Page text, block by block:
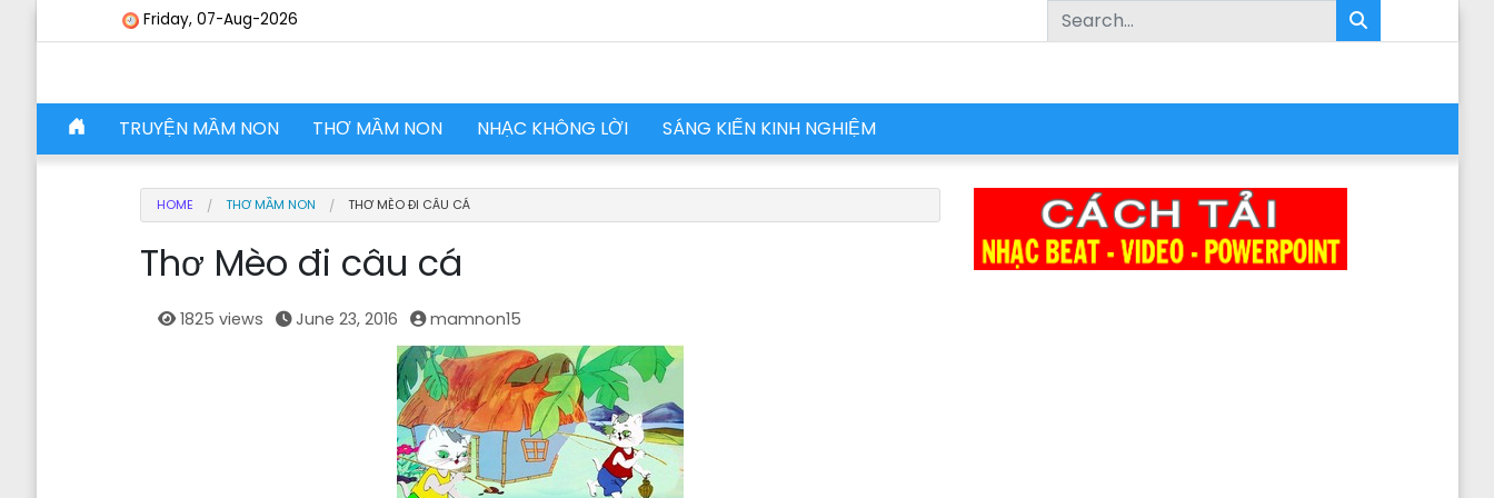
Skip to contentFriday, 07-Aug-2026
Skip to content
Main Navigation
TRUYỆN MẦM NON THƠ MẦM NON NHẠC KHÔNG LỜI SÁNG KIẾN KINH NGHIỆM
HOME THƠ MẦM NON THƠ MÈO ĐI CÂU CÁ
Thơ Mèo đi câu cá
1825 views June 23, 2016 mamnon15